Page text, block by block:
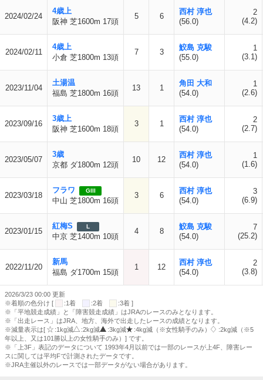
2024/02/24
4歳上
阪神 芝1600m 17頭
5 6
西村 淳也
(56.0)
2
(4.2)
2024/02/11
4歳上
小倉 芝1800m 13頭
7 3
鮫島 克駿
(55.0)
1
(3.1)
2023/11/04
土湯温
福島 芝1800m 16頭
13 1
角田 大和
(54.0)
1
(2.6)
2023/09/16
3歳上
阪神 芝1600m 18頭
3 1
西村 淳也
(54.0)
2
(2.7)
2023/05/07
3歳
京都 ダ1800m 12頭
10 12
西村 淳也
(54.0)
1
(1.6)
2023/03/18
フラワ GIII
中山 芝1800m 16頭
3 6
西村 淳也
(54.0)
3
(6.9)
2023/01/15
紅梅S L
中京 芝1400m 10頭
4 8
鮫島 克駿
(54.0)
7
(25.2)
2022/11/20
新馬
福島 ダ1700m 15頭
1 12
西村 淳也
(54.0)
2
(3.8)
2026/3/23 00:00 更新
※着順の色分け [
:1着 :2着
:3着 ]
※「平地競走成績」と「障害競走成績」はJRAのレースのみとなります。
※「出走レース」はJRA、地方、海外で出走したレースの成績となります。
※減量表示は[
:1kg減 :2kg減 :3kg減 :4kg減（※女性騎手のみ）
:2kg減（※5
年以上、又は101勝以上の女性騎手のみ）] です。
※「上3F」表記のデータについて 1993年4月以前では一部のレースが上4F、障害レー
スに関しては平均Fで計測されたデータです。
※JRA主催以外のレースでは一部データがない場合があります。